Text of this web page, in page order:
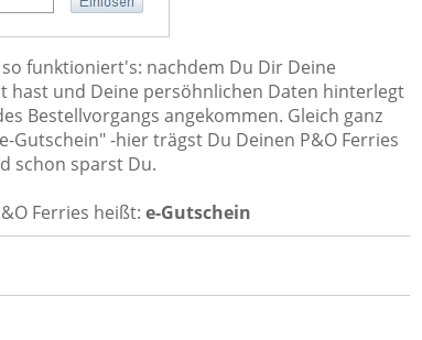
funktioniert's: nachdem Du Dir Deine
hast und Deine persöhnlichen Daten hinterlegt
Bestellvorgangs angekommen. Gleich ganz
Gutschein" -hier trägst Du Deinen P&O Ferries
schon sparst Du.
Ferries heißt: e-Gutschein